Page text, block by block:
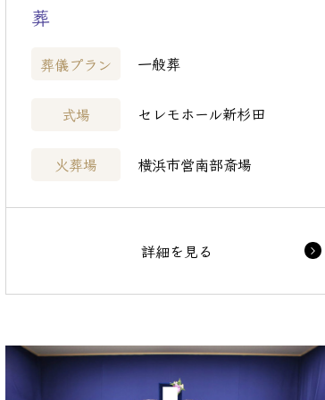
葬
葬儀プラン 一般葬
式場 セレモホール新杉田
火葬場 横浜市営南部斎場
詳細を見る